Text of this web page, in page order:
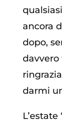
ancora
dopo,
davvero
darmi